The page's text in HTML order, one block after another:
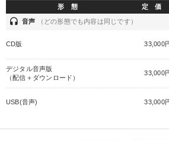
形 態 定 価
headset 音声 （どの形態でも内容は同じです）
CD版 33,000
デジタル音声版
（配信＋ダウンロード）
33,000
USB(音声) 33,000